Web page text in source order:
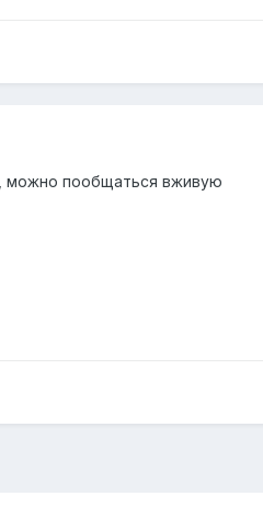
можно пообщаться вживую